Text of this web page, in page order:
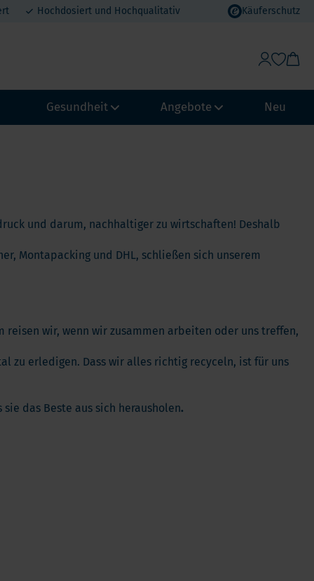
Hochdosiert und Hochqualitativ Käuferschutz
Gesundheit
Biohacking
Perimenopause
Kinder
Antioxidans und Entgiftung
Energie
Angebote
Urlaubsvorteil
Neu
und darum, nachhaltiger zu wirtschaften! Deshalb
Montapacking und DHL, schließen sich unserem
reisen wir, wenn wir zusammen arbeiten oder uns treffen,
zu erledigen. Dass wir alles richtig recyceln, ist für uns
das Beste aus sich herausholen.